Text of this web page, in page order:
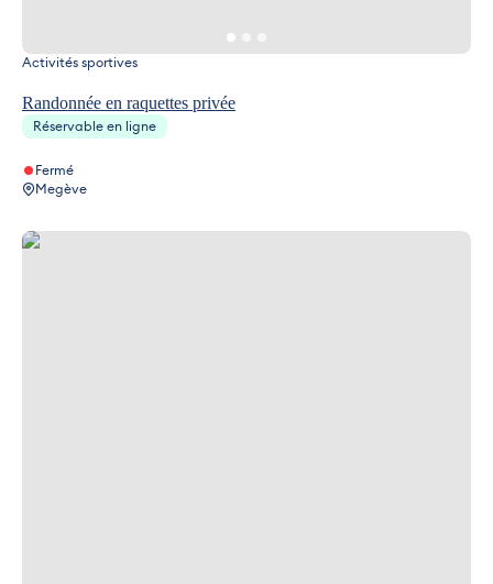
Randonnée en raquettes privée
Activités sportives
Réservable en ligne
Fermé
Megève
Raid en raquettes